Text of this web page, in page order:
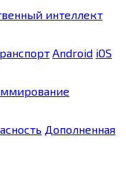
интеллект
Android iOS
Дополненная